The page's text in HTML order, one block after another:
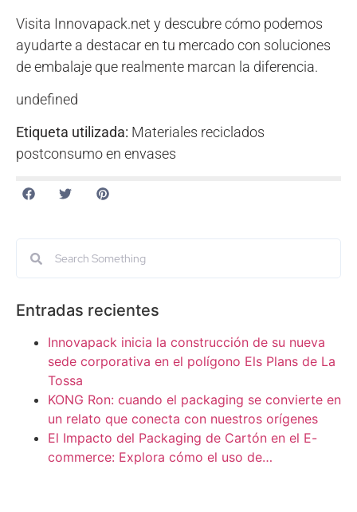
Visita Innovapack.net y descubre cómo podemos
ayudarte a destacar en tu mercado con soluciones
de embalaje que realmente marcan la diferencia.
undefined
Etiqueta utilizada: Materiales reciclados
postconsumo en envases
Entradas recientes
Innovapack inicia la construcción de su nueva
sede corporativa en el polígono Els Plans de La
Tossa
KONG Ron: cuando el packaging se convierte en
un relato que conecta con nuestros orígenes
El Impacto del Packaging de Cartón en el E-
commerce: Explora cómo el uso de…